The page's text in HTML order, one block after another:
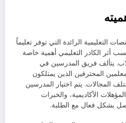
التعليمية الرائدة التي توفر تعليماً
أثر الكادر التعليمي أهمية خاصة
يتألف فريق المدرسين في
المحترفين الذين يمتلكون
المجالات. يتم اختيار المدرسين
الأكاديمية، والخبرات
بشكل فعال مع الطلبة.